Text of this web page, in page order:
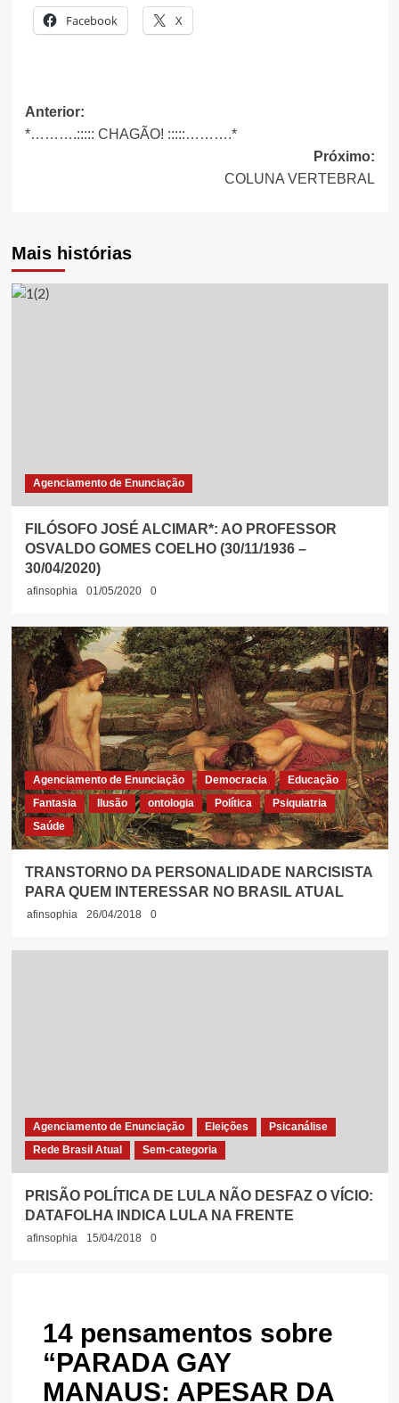
Facebook X
Navegação
de
Anterior:
*……….::::: CHAGÃO! :::::……….*
Próximo:
COLUNA VERTEBRAL
Mais histórias
Agenciamento de Enunciação
FILÓSOFO JOSÉ ALCIMAR*: AO PROFESSOR
OSVALDO GOMES COELHO (30/11/1936 –
30/04/2020)
afinsophia 01/05/2020 0
Agenciamento de Enunciação Democracia
Educação
Fantasia
Ilusão ontologia Política
Psiquiatria
Saúde
TRANSTORNO DA PERSONALIDADE NARCISISTA
PARA QUEM INTERESSAR NO BRASIL ATUAL
afinsophia 26/04/2018 0
Agenciamento de Enunciação Eleições
Psicanálise
Rede Brasil Atual
Sem-categoria
PRISÃO POLÍTICA DE LULA NÃO DESFAZ O VÍCIO:
DATAFOLHA INDICA LULA NA FRENTE
afinsophia 15/04/2018 0
14 pensamentos sobre
“PARADA GAY
MANAUS: APESAR DA